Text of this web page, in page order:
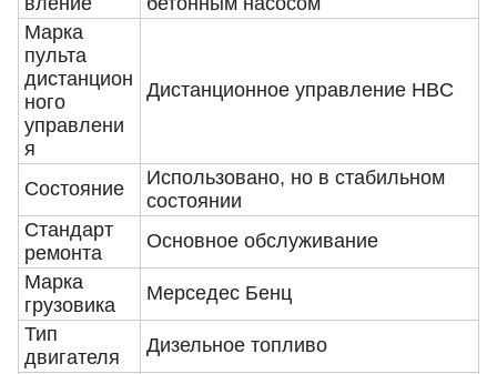
Марка
пульта
дистанцион
ного
управлени
я
Дистанционное управление HBC
Состояние
Использовано, но в стабильном
состоянии
Стандарт
ремонта
Основное обслуживание
Марка
грузовика
Мерседес Бенц
Тип
двигателя
Дизельное топливо